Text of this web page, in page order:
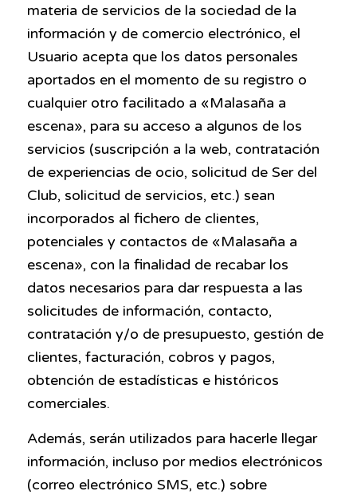
materia de servicios de la sociedad de la
información y de comercio electrónico, el
Usuario acepta que los datos personales
aportados en el momento de su registro o
cualquier otro facilitado a «Malasaña a
escena», para su acceso a algunos de los
servicios (suscripción a la web, contratación
de experiencias de ocio, solicitud de Ser del
Club, solicitud de servicios, etc.) sean
incorporados al fichero de clientes,
potenciales y contactos de «Malasaña a
escena», con la finalidad de recabar los
datos necesarios para dar respuesta a las
solicitudes de información, contacto,
contratación y/o de presupuesto, gestión de
clientes, facturación, cobros y pagos,
obtención de estadísticas e históricos
comerciales.
Además, serán utilizados para hacerle llegar
información, incluso por medios electrónicos
(correo electrónico SMS, etc.) sobre